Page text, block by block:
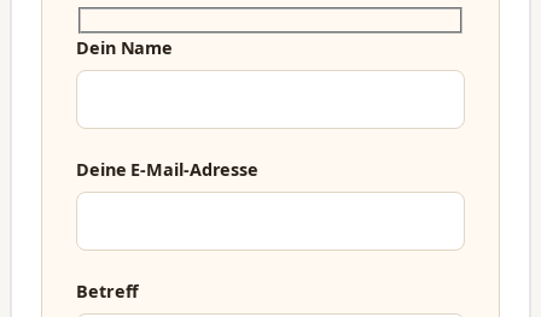
Dein Name
Deine E-Mail-Adresse
Betreff